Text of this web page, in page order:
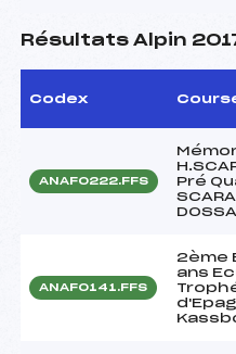
Résultats Alpin
Codex
ANAF0222.FFS
Pré
ANAF0141.FFS
2ème
ans